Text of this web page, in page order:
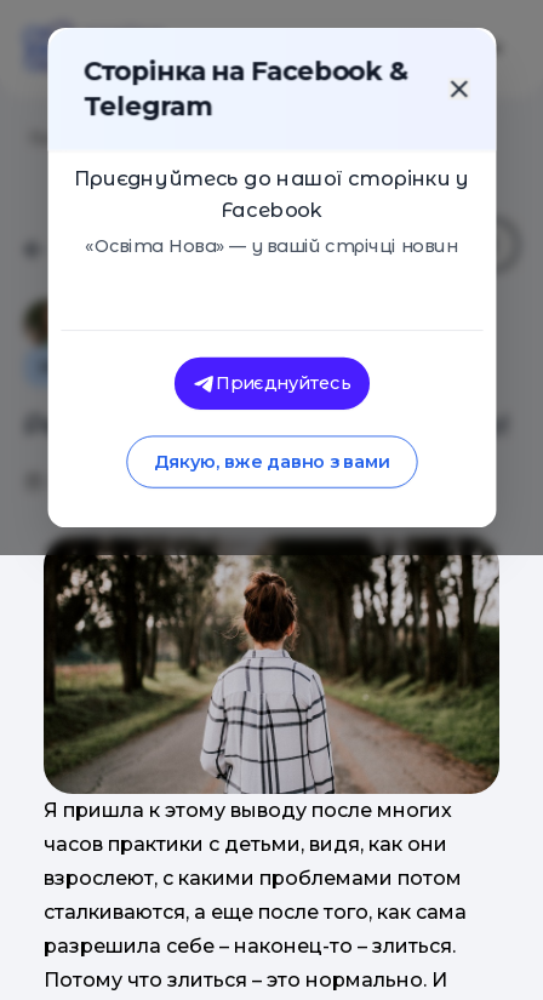
Ребенок злится? Это хорошо!
24.10.2018 10788 1
Я пришла к этому выводу после многих
часов практики с детьми, видя, как они
взрослеют, с какими проблемами потом
сталкиваются, а еще после того, как сама
разрешила себе – наконец-то – злиться.
Потому что злиться – это нормально. И
Сторінка на Facebook &
Telegram
Приєднуйтесь до нашої сторінки у
Facebook
«Освіта Нова» — у вашій стрічці новин
Приєднуйтесь
Дякую, вже давно з вами